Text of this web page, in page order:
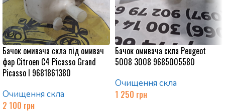
Бачок омивача скла під омивач
фар Citroen C4 Picasso Grand
Picasso I 9681861380
Очищення скла
2 100 грн
Бачок омивача скла Peugeot
5008 3008 9685005580
Очищення скла
1 250 грн